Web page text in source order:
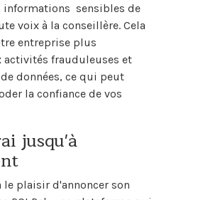
sensibles de
voix à la conseillère. Cela
entreprise plus
activités frauduleuses et
données, ce qui peut
la confiance de vos
jusqu'à
le plaisir d'annoncer son